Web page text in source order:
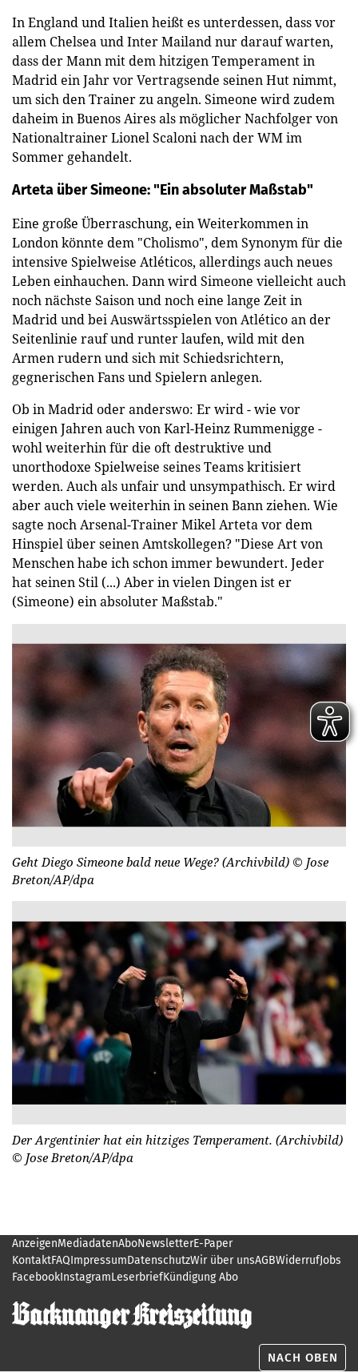
In England und Italien heißt es unterdessen, dass vor
allem Chelsea und Inter Mailand nur darauf warten,
dass der Mann mit dem hitzigen Temperament in
Madrid ein Jahr vor Vertragsende seinen Hut nimmt,
um sich den Trainer zu angeln. Simeone wird zudem
daheim in Buenos Aires als möglicher Nachfolger von
Nationaltrainer Lionel Scaloni nach der WM im
Sommer gehandelt.
Arteta über Simeone: "Ein absoluter Maßstab"
Eine große Überraschung, ein Weiterkommen in
London könnte dem "Cholismo", dem Synonym für die
intensive Spielweise Atléticos, allerdings auch neues
Leben einhauchen. Dann wird Simeone vielleicht auch
noch nächste Saison und noch eine lange Zeit in
Madrid und bei Auswärtsspielen von Atlético an der
Seitenlinie rauf und runter laufen, wild mit den
Armen rudern und sich mit Schiedsrichtern,
gegnerischen Fans und Spielern anlegen.
Ob in Madrid oder anderswo: Er wird - wie vor
einigen Jahren auch von Karl-Heinz Rummenigge -
wohl weiterhin für die oft destruktive und
unorthodoxe Spielweise seines Teams kritisiert
werden. Auch als unfair und unsympathisch. Er wird
aber auch viele weiterhin in seinen Bann ziehen. Wie
sagte noch Arsenal-Trainer Mikel Arteta vor dem
Hinspiel über seinen Amtskollegen? "Diese Art von
Menschen habe ich schon immer bewundert. Jeder
hat seinen Stil (...) Aber in vielen Dingen ist er
(Simeone) ein absoluter Maßstab."
Geht Diego Simeone bald neue Wege? (Archivbild) © Jose
Breton/AP/dpa
Der Argentinier hat ein hitziges Temperament. (Archivbild)
© Jose Breton/AP/dpa
AnzeigenMediadatenAboNewsletterE-Paper
KontaktFAQImpressumDatenschutzWir über unsAGBWiderrufJobs
FacebookInstagramLeserbriefKündigung Abo
NACH OBEN